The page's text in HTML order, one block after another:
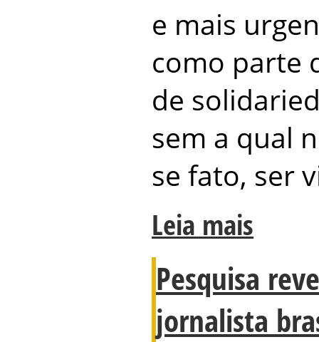
e mais
como parte
de
sem a qual
se fato, ser
Leia mais
Pesquisa
jornalista